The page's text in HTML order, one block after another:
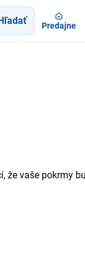
Predajne
vaše pokrmy